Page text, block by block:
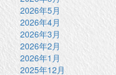
2026年5月
2026年4月
2026年3月
2026年2月
2026年1月
2025年12月